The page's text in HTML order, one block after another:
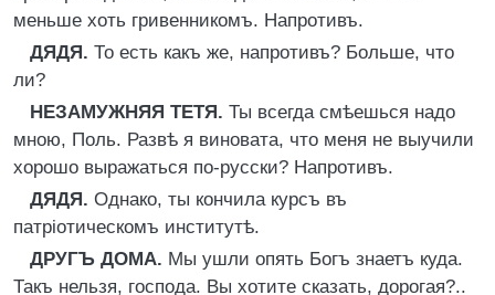
меньше хоть гривенникомъ. Напротивъ.
ДЯДЯ. То есть какъ же, напротивъ? Больше, что
ли?
НЕЗАМУЖНЯЯ ТЕТЯ. Ты всегда смѣешься надо
мною, Поль. Развѣ я виновата, что меня не выучили
хорошо выражаться по-русски? Напротивъ.
ДЯДЯ. Однако, ты кончила курсъ въ
патріотическомъ институтѣ.
ДРУГЪ ДОМА. Мы ушли опять Богъ знаетъ куда.
Такъ нельзя, господа. Вы хотите сказать, дорогая?..